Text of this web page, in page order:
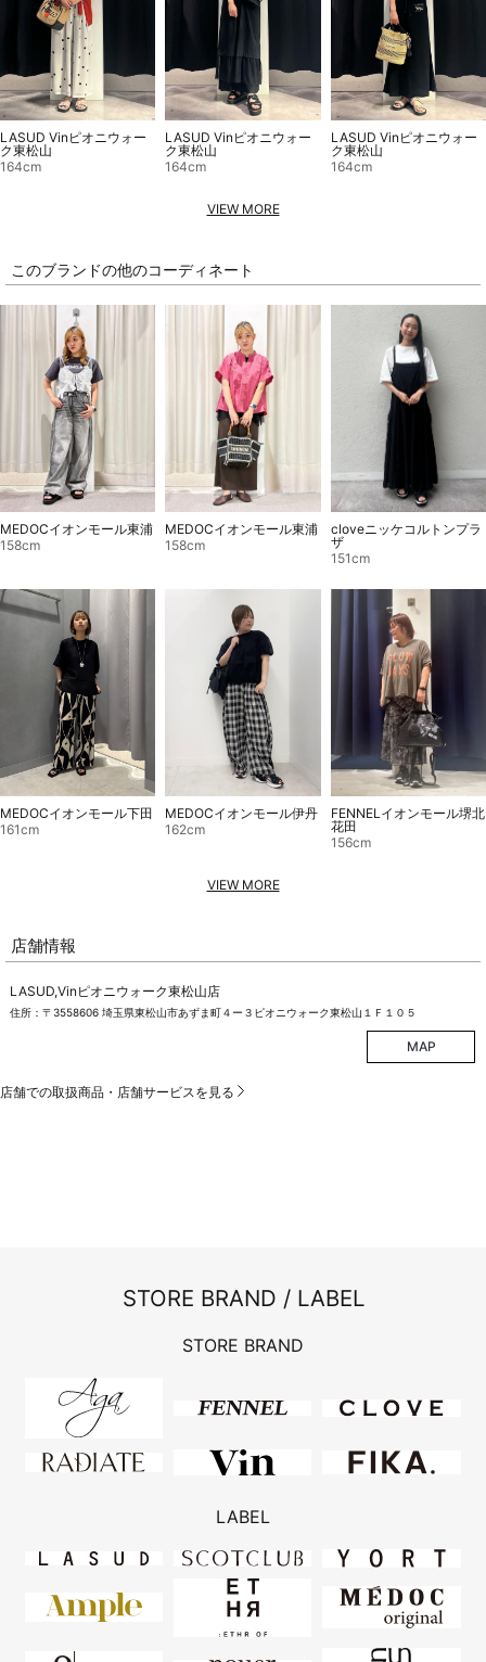
LASUD Vinピオニウォー
ク東松山
164cm
LASUD Vinピオニウォー
ク東松山
164cm
LASUD Vinピオニウォー
ク東松山
164cm
VIEW MORE
このブランドの他のコーディネート
MEDOCイオンモール東浦
158cm
MEDOCイオンモール東浦
158cm
cloveニッケコルトンプラ
ザ
151cm
MEDOCイオンモール下田
161cm
MEDOCイオンモール伊丹
162cm
FENNELイオンモール堺北
花田
156cm
VIEW MORE
店舗情報
LASUD,Vinピオニウォーク東松山店
住所：〒3558606 埼玉県東松山市あずま町４ー３ピオニウォーク東松山１Ｆ１０５
MAP
店舗での取扱商品・店舗サービスを見る
STORE BRAND / LABEL
STORE BRAND
LABEL